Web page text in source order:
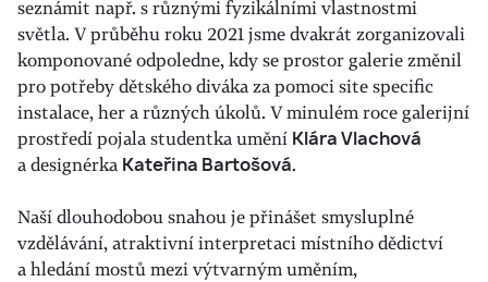
seznámit např. s různými fyzikálními vlastnostmi
světla. V průběhu roku 2021 jsme dvakrát zorganizovali
komponované odpoledne, kdy se prostor galerie změnil
pro potřeby dětského diváka za pomoci site specific
instalace, her a různých úkolů. V minulém roce galerijní
prostředí pojala studentka umění Klára Vlachová
a designérka Kateřina Bartošová.
Naší dlouhodobou snahou je přinášet smysluplné
vzdělávání, atraktivní interpretaci místního dědictví
a hledání mostů mezi výtvarným uměním,